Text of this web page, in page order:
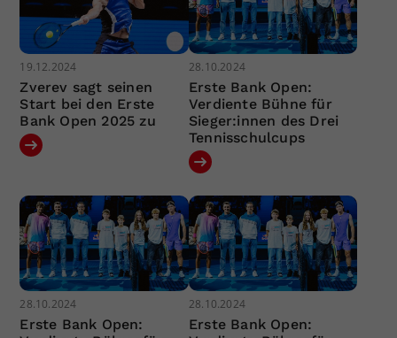
19.12.2024
Zverev sagt seinen
Start bei den Erste
Bank Open 2025 zu
28.10.2024
Erste Bank Open:
Verdiente Bühne für
Sieger:innen des Drei
Tennisschulcups
28.10.2024
Erste Bank Open:
28.10.2024
Erste Bank Open: